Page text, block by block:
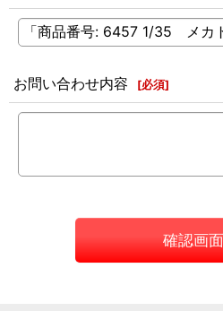
お問い合わせ内容 [必須]
確認画